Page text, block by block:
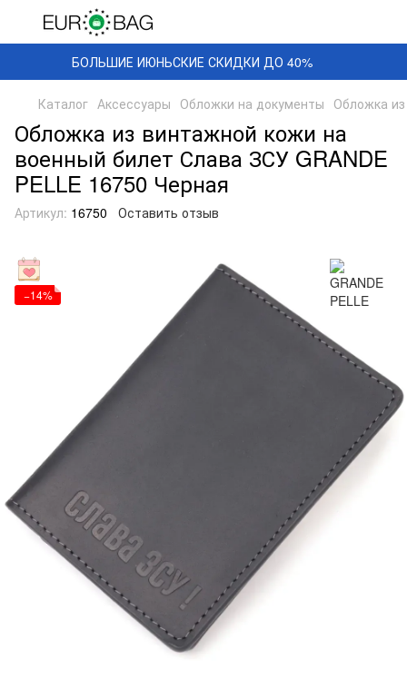
БОЛЬШИЕ ИЮНЬСКИЕ СКИДКИ ДО 40%
Каталог Аксессуары Обложки на документы Обложка
Обложка из винтажной кожи на
военный билет Слава ЗСУ GRANDE
PELLE 16750 Черная
Артикул: 16750 Оставить отзыв
−14%